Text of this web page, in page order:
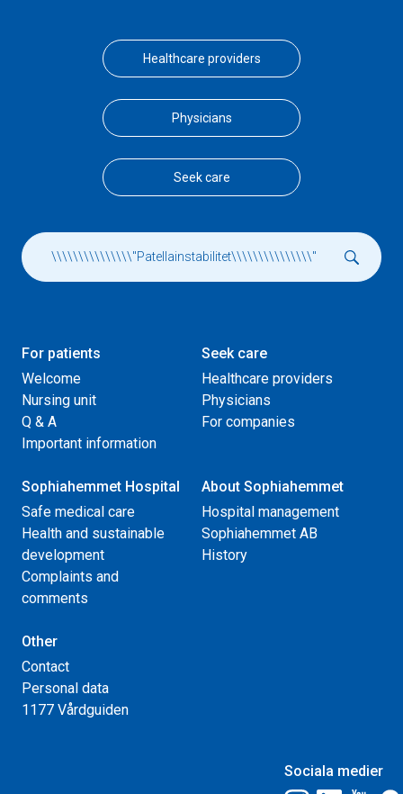
Healthcare providers
Physicians
Seek care
For patients
Welcome
Nursing unit
Q & A
Important information
Seek care
Healthcare providers
Physicians
For companies
Sophiahemmet Hospital
Safe medical care
Health and sustainable
development
Complaints and
comments
About Sophiahemmet
Hospital management
Sophiahemmet AB
History
Other
Contact
Personal data
1177 Vårdguiden
Sociala medier